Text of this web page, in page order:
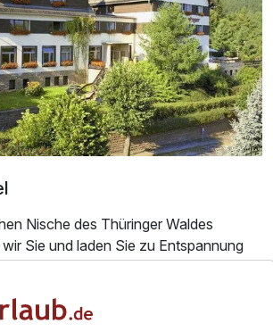
p.P. ab269,00 €
Nische des Thüringer Waldes
Sie und laden Sie zu Entspannung
Die ideale Lage am Hochwald bietet
ist unser Wellnessbereich